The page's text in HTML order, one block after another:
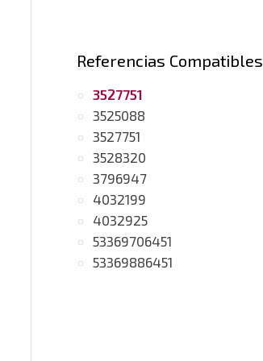
Referencias Compatibles
3527751
3525088
3527751
3528320
3796947
4032199
4032925
53369706451
53369886451